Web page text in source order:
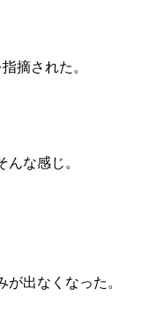
摘された。
な感じ。
出なくなった。